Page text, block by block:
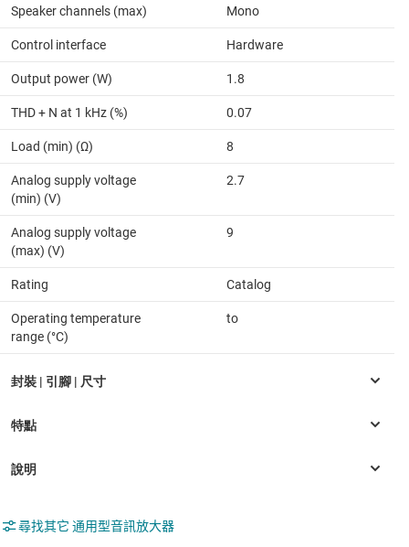
Speaker channels (max) Mono
Control interface Hardware
Output power (W) 1.8
THD + N at 1 kHz (%) 0.07
Load (min) (Ω) 8
Analog supply voltage
(min) (V)
2.7
Analog supply voltage
(max) (V)
9
Rating Catalog
Operating temperature
range (°C)
to
尋找其它 通用型音訊放大器